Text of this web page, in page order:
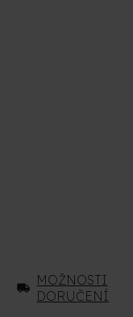
MOŽNOSTI
DORUČENÍ